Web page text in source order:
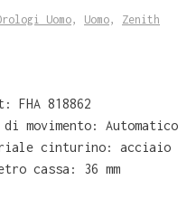
Uomo, Uomo, Zenith
FHA 818862
di movimento: Automatico
cinturino: acciaio
cassa: 36 mm